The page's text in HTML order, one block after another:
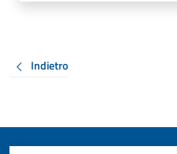
Indietro